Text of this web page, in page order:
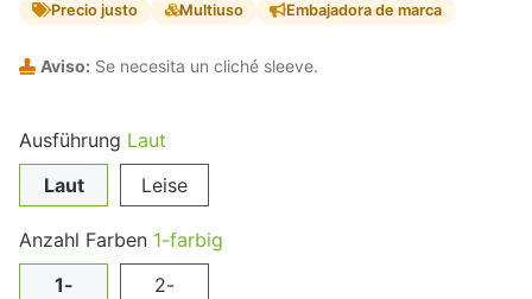
Precio justo Multiuso Embajadora de marca
Aviso: Se necesita un cliché sleeve.
Ausführung Laut
Laut
Leise
Anzahl Farben 1-farbig
1-
2-